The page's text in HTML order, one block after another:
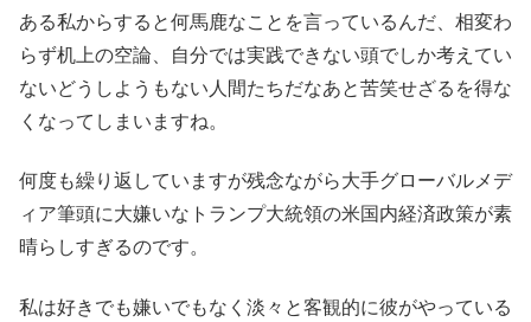
ある私からすると何馬鹿なことを言っているんだ、相変わ
らず机上の空論、自分では実践できない頭でしか考えてい
ないどうしようもない人間たちだなあと苦笑せざるを得な
くなってしまいますね。
何度も繰り返していますが残念ながら大手グローバルメデ
ィア筆頭に大嫌いなトランプ大統領の米国内経済政策が素
晴らしすぎるのです。
私は好きでも嫌いでもなく淡々と客観的に彼がやっている